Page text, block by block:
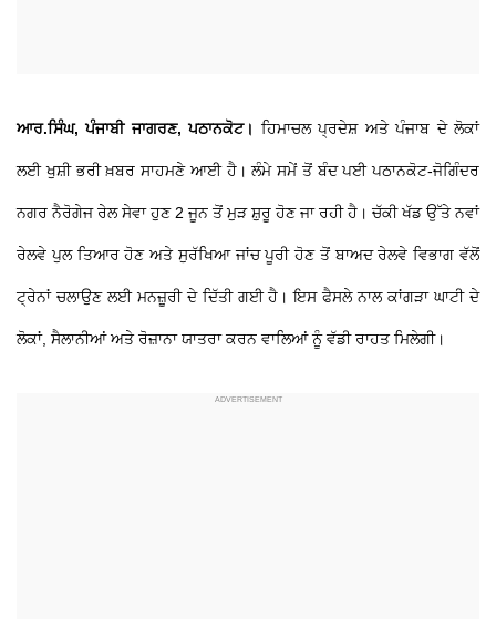
ਆਰ.ਸਿੰਘ, ਪੰਜਾਬੀ ਜਾਗਰਣ, ਪਠਾਨਕੋਟ। ਹਿਮਾਚਲ ਪ੍ਰਦੇਸ਼ ਅਤੇ ਪੰਜਾਬ ਦੇ ਲੋਕਾਂ
ਲਈ ਖੁਸ਼ੀ ਭਰੀ ਖ਼ਬਰ ਸਾਹਮਣੇ ਆਈ ਹੈ। ਲੰਮੇ ਸਮੇਂ ਤੋਂ ਬੰਦ ਪਈ ਪਠਾਨਕੋਟ-ਜੋਗਿੰਦਰ
ਨਗਰ ਨੈਰੋਗੇਜ ਰੇਲ ਸੇਵਾ ਹੁਣ 2 ਜੂਨ ਤੋਂ ਮੁੜ ਸ਼ੁਰੂ ਹੋਣ ਜਾ ਰਹੀ ਹੈ। ਚੱਕੀ ਖੱਡ ਉੱਤੇ ਨਵਾਂ
ਰੇਲਵੇ ਪੁਲ ਤਿਆਰ ਹੋਣ ਅਤੇ ਸੁਰੱਖਿਆ ਜਾਂਚ ਪੂਰੀ ਹੋਣ ਤੋਂ ਬਾਅਦ ਰੇਲਵੇ ਵਿਭਾਗ ਵੱਲੋਂ
ਟ੍ਰੇਨਾਂ ਚਲਾਉਣ ਲਈ ਮਨਜ਼ੂਰੀ ਦੇ ਦਿੱਤੀ ਗਈ ਹੈ। ਇਸ ਫੈਸਲੇ ਨਾਲ ਕਾਂਗੜਾ ਘਾਟੀ ਦੇ
ਲੋਕਾਂ, ਸੈਲਾਨੀਆਂ ਅਤੇ ਰੋਜ਼ਾਨਾ ਯਾਤਰਾ ਕਰਨ ਵਾਲਿਆਂ ਨੂੰ ਵੱਡੀ ਰਾਹਤ ਮਿਲੇਗੀ।